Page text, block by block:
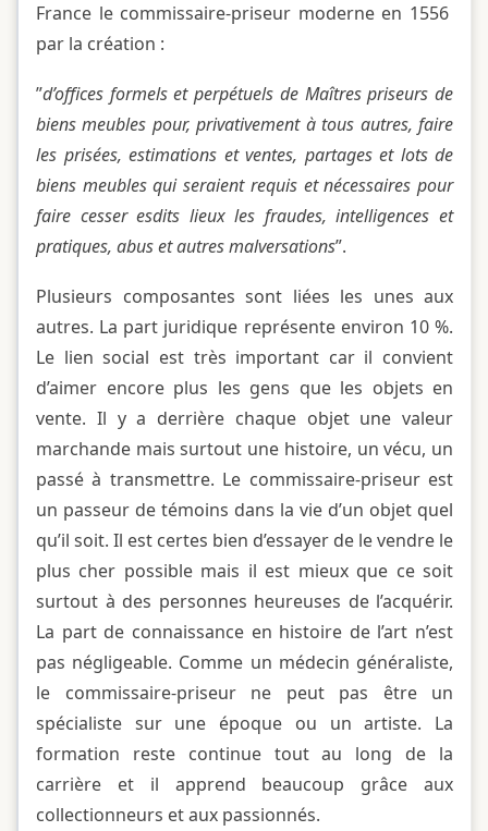
France le commissaire-priseur moderne en 1556
par la création :
”d’offices formels et perpétuels de Maîtres priseurs de
biens meubles pour, privativement à tous autres, faire
les prisées, estimations et ventes, partages et lots de
biens meubles qui seraient requis et nécessaires pour
faire cesser esdits lieux les fraudes, intelligences et
pratiques, abus et autres malversations”.
Plusieurs composantes sont liées les unes aux
autres. La part juridique représente environ 10 %.
Le lien social est très important car il convient
d’aimer encore plus les gens que les objets en
vente. Il y a derrière chaque objet une valeur
marchande mais surtout une histoire, un vécu, un
passé à transmettre. Le commissaire-priseur est
un passeur de témoins dans la vie d’un objet quel
qu’il soit. Il est certes bien d’essayer de le vendre le
plus cher possible mais il est mieux que ce soit
surtout à des personnes heureuses de l’acquérir.
La part de connaissance en histoire de l’art n’est
pas négligeable. Comme un médecin généraliste,
le commissaire-priseur ne peut pas être un
spécialiste sur une époque ou un artiste. La
formation reste continue tout au long de la
carrière et il apprend beaucoup grâce aux
collectionneurs et aux passionnés.